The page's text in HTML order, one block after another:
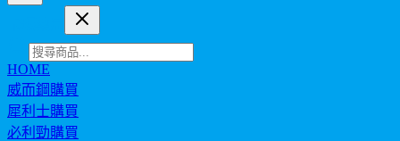
HOME
威而鋼購買
犀利士購買
必利勁購買